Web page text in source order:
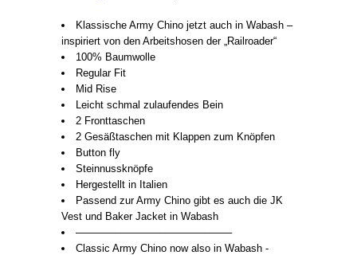
Klassische Army Chino jetzt auch in Wabash –
inspiriert von den Arbeitshosen der „Railroader“
100% Baumwolle
Regular Fit
Mid Rise
Leicht schmal zulaufendes Bein
2 Fronttaschen
2 Gesäßtaschen mit Klappen zum Knöpfen
Button fly
Steinnussknöpfe
Hergestellt in Italien
Passend zur Army Chino gibt es auch die JK
Vest und Baker Jacket in Wabash
––––––––––––––––––––––––––––
Classic Army Chino now also in Wabash -